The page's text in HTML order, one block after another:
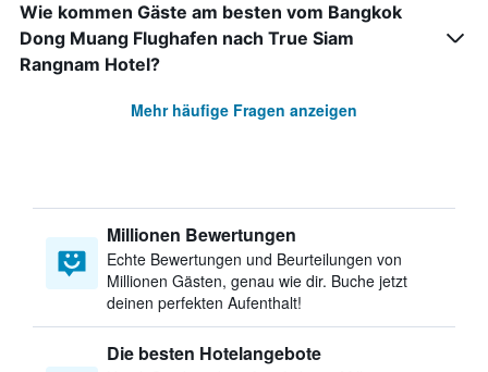
Wie kommen Gäste am besten vom Bangkok
Dong Muang Flughafen nach True Siam
Rangnam Hotel?
Mehr häufige Fragen anzeigen
Millionen Bewertungen
Echte Bewertungen und Beurteilungen von
Millionen Gästen, genau wie dir. Buche jetzt
deinen perfekten Aufenthalt!
Die besten Hotelangebote